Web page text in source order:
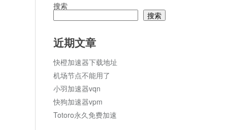
搜索
搜索
近期文章
快橙加速器下载地址
机场节点不能用了
小羽加速器vqn
快狗加速器vpm
Totoro永久免费加速